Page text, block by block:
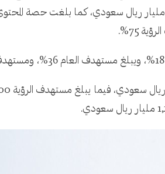
سعودي، متخطيًا بذلك مستهدف العام البالغ 495.4 مليار ريال سعودي، ويبلغ مستهدف الرؤية 2,114 مليار